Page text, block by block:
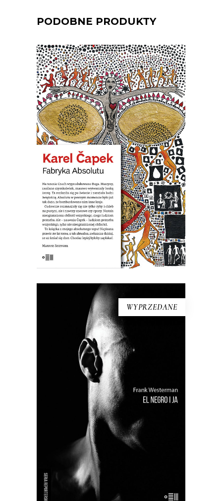
PODOBNE PRODUKTY
[EBOOK] Karel Ćapek – FABRYKA
ABSOLUTU
Na terenie Czech wyprodukowano
Boga. Maszyny zwane karburatorami
zaczęły masowo wytwarzać Absolut. W
pewnym momencie było go już tak
dużo, że postanowiono bombardować
nim Anglię. Nastała na świecie
nieograniczona obfitość wszystkiego,
czego ludziom potrzeba. Ale ludziom
potrzeba wszystkiego, tylko nie […]
39.00zł 19.50zł
KSIĄŻKA DO KOSZYKA
WYPRZEDANE
[EBOOK] Frank Westerman – EL
NEGRO I JA
“El Negro i ja” to reporterska próba
odtworzenia życia tzw. buszmena z
Banyoles – zmumifikowanego,
wypchanego człowieka, który był
wystawiany publicznie aż do lat 90. XX
wieku jako eksponat muzealny. Frank
Westerman, holenderski reporter,
próbuje przywrócić buszmenowi z
Banyoles jego […]